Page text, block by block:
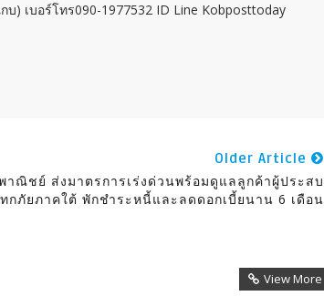
เบอร์โทร090-1977532 ID Line Kobposttoday
Older Article
าณิชย์ ส่งมาตรการเร่งด่วนพร้อมดูแลลูกค้าผู้ประสบ
กภัยภาคใต้ พักชำระหนี้และลดดอกเบี้ยนาน 6 เดือน
View More